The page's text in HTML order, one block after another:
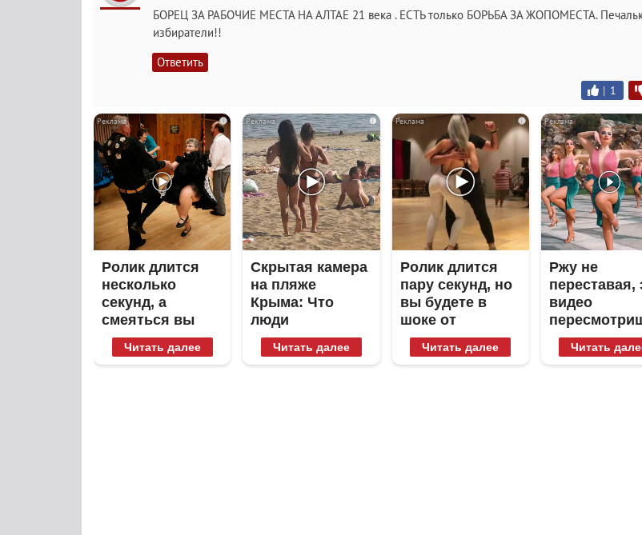
БОРЕЦ ЗА РАБОЧИЕ МЕСТА НА АЛТАЕ 21 века . ЕСТЬ только БОРЬБА ЗА ЖОПОМЕСТА.
избиратели!!
Ответить
| 1
i
Ролик длится
несколько
секунд, а
смеяться вы
будете долго
Читать далее
i
Скрытая камера
на пляже
Крыма: Что
люди
вытворяют,
когда их не
Читать далее
i
Ролик длится
пару секунд, но
вы будете в
шоке от
увиденного
Читать далее
Ржу не
переставая,
видео
не раз
Читать